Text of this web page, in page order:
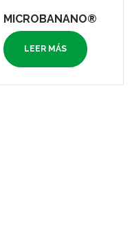
MICROBANANO®
LEER MÁS